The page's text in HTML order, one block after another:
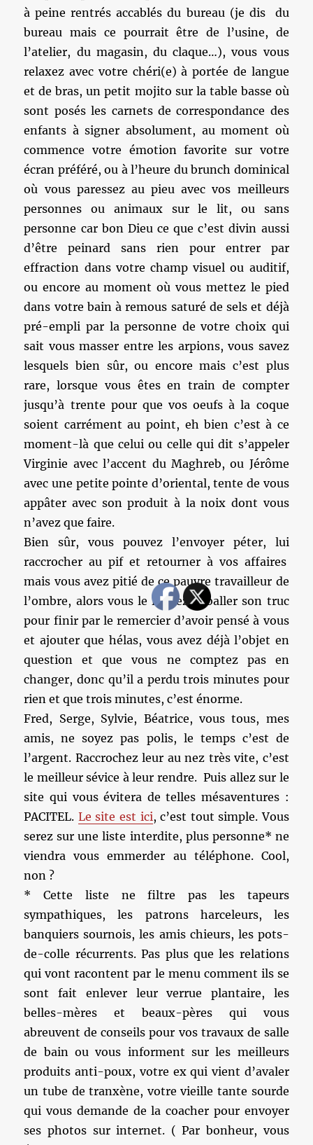
à peine rentrés accablés du bureau (je dis du
bureau mais ce pourrait être de l’usine, de
l’atelier, du magasin, du claque…), vous vous
relaxez avec votre chéri(e) à portée de langue
et de bras, un petit mojito sur la table basse où
sont posés les carnets de correspondance des
enfants à signer absolument, au moment où
commence votre émotion favorite sur votre
écran préféré, ou à l’heure du brunch dominical
où vous paressez au pieu avec vos meilleurs
personnes ou animaux sur le lit, ou sans
personne car bon Dieu ce que c’est divin aussi
d’être peinard sans rien pour entrer par
effraction dans votre champ visuel ou auditif,
ou encore au moment où vous mettez le pied
dans votre bain à remous saturé de sels et déjà
pré-empli par la personne de votre choix qui
sait vous masser entre les arpions, vous savez
lesquels bien sûr, ou encore mais c’est plus
rare, lorsque vous êtes en train de compter
jusqu’à trente pour que vos oeufs à la coque
soient carrément au point, eh bien c’est à ce
moment-là que celui ou celle qui dit s’appeler
Virginie avec l’accent du Maghreb, ou Jérôme
avec une petite pointe d’oriental, tente de vous
appâter avec son produit à la noix dont vous
n’avez que faire.
Bien sûr, vous pouvez l’envoyer péter, lui
raccrocher au pif et retourner à vos affaires
mais vous avez pitié de ce pauvre travailleur de
l’ombre, alors vous le laissez déballer son truc
pour finir par le remercier d’avoir pensé à vous
et ajouter que hélas, vous avez déjà l’objet en
question et que vous ne comptez pas en
changer, donc qu’il a perdu trois minutes pour
rien et que trois minutes, c’est énorme.
Fred, Serge, Sylvie, Béatrice, vous tous, mes
amis, ne soyez pas polis, le temps c’est de
l’argent. Raccrochez leur au nez très vite, c’est
le meilleur sévice à leur rendre. Puis allez sur le
site qui vous évitera de telles mésaventures :
PACITEL. Le site est ici, c’est tout simple. Vous
serez sur une liste interdite, plus personne* ne
viendra vous emmerder au téléphone. Cool,
non ?
* Cette liste ne filtre pas les tapeurs
sympathiques, les patrons harceleurs, les
banquiers sournois, les amis chieurs, les pots-
de-colle récurrents. Pas plus que les relations
qui vont racontent par le menu comment ils se
sont fait enlever leur verrue plantaire, les
belles-mères et beaux-pères qui vous
abreuvent de conseils pour vos travaux de salle
de bain ou vous informent sur les meilleurs
produits anti-poux, votre ex qui vient d’avaler
un tube de tranxène, votre vieille tante sourde
qui vous demande de la coacher pour envoyer
ses photos sur internet. ( Par bonheur, vous